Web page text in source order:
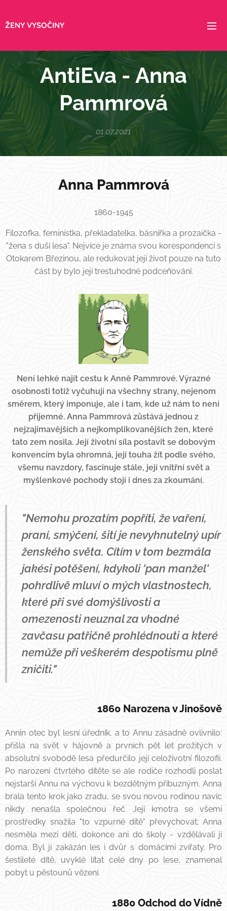
ŽENY VYSOČINY
AntiEva - Anna
Pammrová
01.07.2021
Anna Pammrová
1860-1945
Filozofka, feministka, překladatelka, básnířka a prozaička -
"žena s duší lesa". Nejvíce je známa svou korespondencí s
Otokarem Březinou, ale redukovat její život pouze na tuto
část by bylo její trestuhodné podceňování.
Není lehké najít cestu k Anně Pammrové. Výrazné
osobnosti totiž vyčuhují na všechny strany, nejenom
směrem, který imponuje, ale i tam, kde už nám to není
příjemné. Anna Pammrová zůstává jednou z
nejzajímavějších a nejkomplikovanějších žen, které
tato zem nosila. Její životní síla postavit se dobovým
konvencím byla ohromná, její touha žít podle svého,
všemu navzdory, fascinuje stále, její vnitřní svět a
myšlenkové pochody stojí i dnes za zkoumání.
"Nemohu prozatím popříti, že vaření,
praní, smýčení, šití je nevyhnutelný upír
ženského světa. Cítím v tom bezmála
jakési potěšení, kdykoli 'pan manžel'
pohrdlivě mluví o mých vlastnostech,
které při své domýšlivosti a
omezenosti neuznal za vhodné
zavčasu patřičně prohlédnouti a které
nemůže při veškerém despotismu plně
zničiti."
1860 Narozena v Jinošově
Annin otec byl lesní úředník, a to Annu zásadně ovlivnilo:
přišla na svět v hájovně a prvních pět let prožitých v
absolutní svobodě lesa předurčilo její celoživotní filozofii.
Po narození čtvrtého dítěte se ale rodiče rozhodli poslat
nejstarší Annu na výchovu k bezdětným příbuzným. Anna
brala tento krok jako zradu, se svou novou rodinou navíc
nikdy nenašla společnou řeč. Její kmotra se všemi
prostředky snažila "to vzpurné dítě" převychovat; Anna
nesměla mezi děti, dokonce ani do školy - vzdělávali ji
doma. Byl jí zakázán les i dvůr s domácími zvířaty. Pro
šestileté dítě, uvyklé lítat celé dny po lese, znamenal
pobyt u pěstounů vězení.
1880 Odchod do Vídně